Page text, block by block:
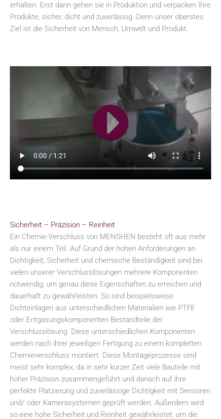
erhalten. Erst dann gehen sie in Produktion und verpacken Ihre
Produkte, sicher, dicht und zuverlässig. Denn unser oberstes
Ziel ist die Sicherheit von Mensch, Umwelt und Produkt.
Sicherheit – Präzision – Reinheit
Ein Chemie-Verschluss von MENSHEN besteht oft aus mehr
als nur einem Teil. Auf Grund der hohen Anforderungen an
Dichtigkeit, Sicherheit und chemische Beständigkeit sind bei
vielen unserer Verschlusslösungen mehrere Komponenten
notwendig, um genau diese Eigenschaften zu erreichen und
dauerhaft zu gewährleisten. So sind beispielsweise
Dichteinlagen aus unterschiedlichen Materialien wie PTFE
oder Entgasungskomponenten Bestandteile der
Verschlusslösung. Diese unterschiedlichen Komponenten
werden nach ihrer jeweiligen Fertigung zu einem kompletten
Chemieverschluss montiert. Diese Montageprozesse sind
meist sehr komplex, da in sehr kurzer Zeit viele Bauteile mit
hoher Präzision zusammengeführt und danach auf ihre
perfekte Platzierung und zuverlässige Dichtigkeit mit Sensoren
und/ oder Kamerasystemen geprüft werden. Außerdem wird
so eine hohe Sicherheit und Reinheit gewährleistet, um die